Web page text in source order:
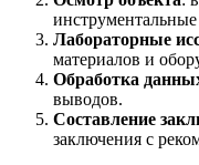
Лабораторные
материалов и
Обработка
выводов.
Составление
заключения с